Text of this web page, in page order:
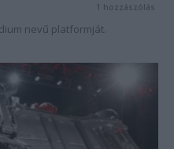
1 hozzászólás
nevű platformját.